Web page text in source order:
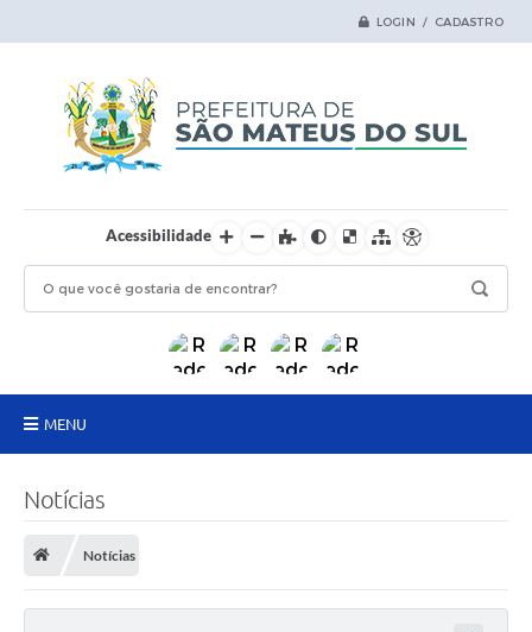
LOGIN / CADASTRO
Acessibilidade
MENU
Notícias
Notícias